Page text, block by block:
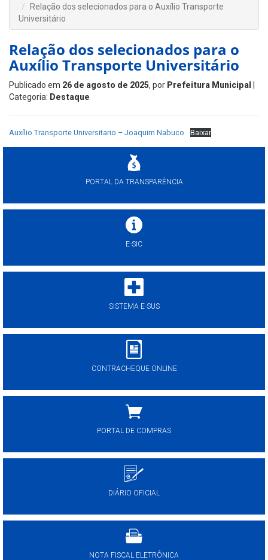
Relação dos selecionados para o Auxílio Transporte
Universitário
Relação dos selecionados para o
Auxílio Transporte Universitário
Publicado em 26 de agosto de 2025, por Prefeitura Municipal
Categoria: Destaque
Auxílio Transporte Universitario – Joaquim Nabuco Baixar
PORTAL DA TRANSPARÊNCIA
E-SIC
SISTEMA E-SUS
CONTRACHEQUE ONLINE
PORTAL DE COMPRAS
DIÁRIO OFICIAL
NOTA FISCAL ELETRÔNICA